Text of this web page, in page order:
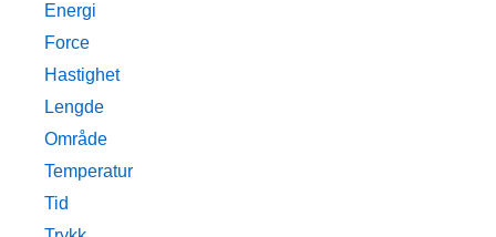
Energi
Force
Hastighet
Lengde
Område
Temperatur
Tid